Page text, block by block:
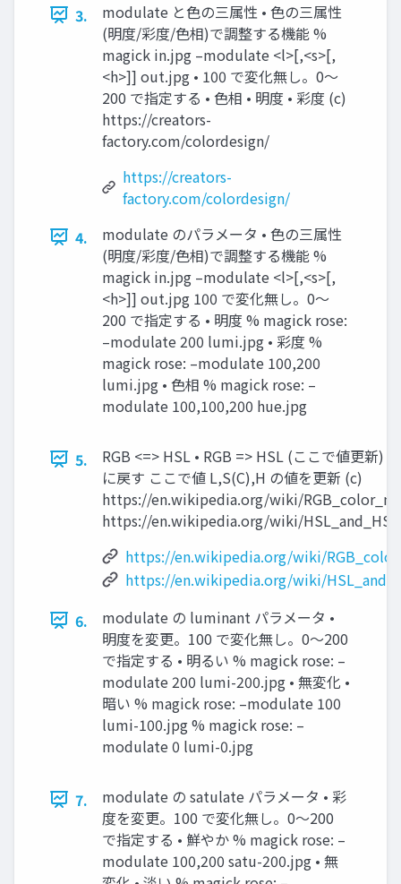
3.
modulate と⾊の三属性 • ⾊の三属性
(明度/彩度/⾊相)で調整する機能 %
magick in.jpg –modulate <l>[,<s>[,
<h>]] out.jpg • 100 で変化無し。0〜
200 で指定する • ⾊相 • 明度 • 彩度 (c)
https://creators-
factory.com/colordesign/
https://creators-
factory.com/colordesign/
4.
modulate のパラメータ • ⾊の三属性
(明度/彩度/⾊相)で調整する機能 %
magick in.jpg –modulate <l>[,<s>[,
<h>]] out.jpg 100 で変化無し。0〜
200 で指定する • 明度 % magick rose:
–modulate 200 lumi.jpg • 彩度 %
magick rose: –modulate 100,200
lumi.jpg • ⾊相 % magick rose: –
modulate 100,100,200 hue.jpg
5.
RGB <=> HSL • RGB => HSL (ここで値更新)
に戻す ここで値 L,S(C),H の値を更新 (c)
https://en.wikipedia.org/wiki/
https://en.wikipedia.org/wiki/HSL_and_HSV
https://en.wikipedia.org/wiki/
https://en.wikipedia.org/wiki/
6.
modulate の luminant パラメータ •
明度を変更。100 で変化無し。0〜200
で指定する • 明るい % magick rose: –
modulate 200 lumi-200.jpg • 無変化 •
暗い % magick rose: –modulate 100
lumi-100.jpg % magick rose: –
modulate 0 lumi-0.jpg
7.
modulate の satulate パラメータ • 彩
度を変更。100 で変化無し。0〜200
で指定する • 鮮やか % magick rose: –
modulate 100,200 satu-200.jpg • 無